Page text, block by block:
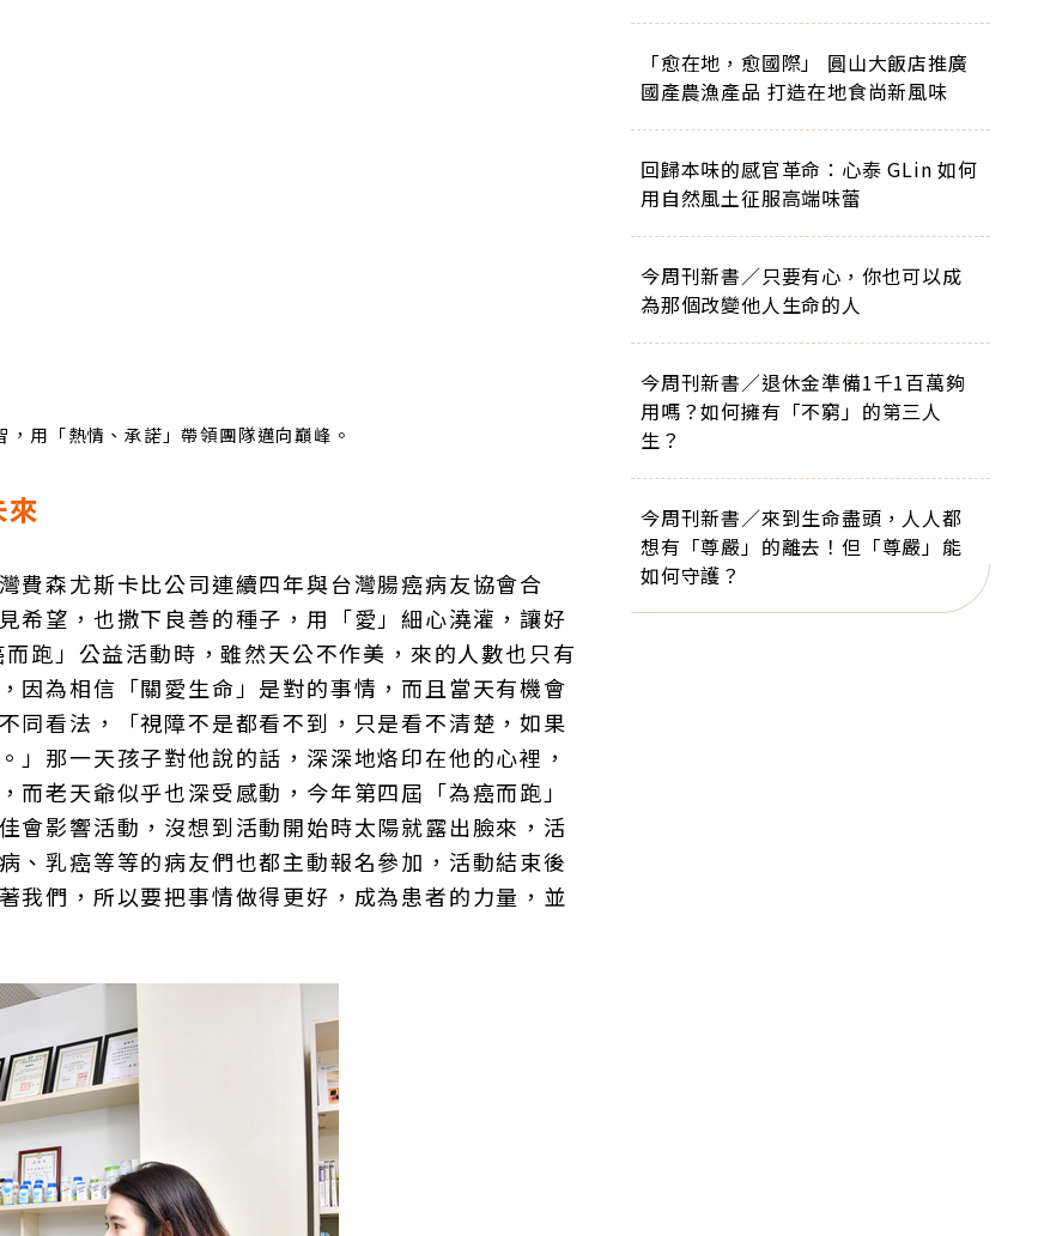
用「熱情、承諾」帶領團隊邁向巔峰。
費森尤斯卡比公司連續四年與台灣腸癌病友協會合
希望，也撒下良善的種子，用「愛」細心澆灌，讓好
跑」公益活動時，雖然天公不作美，來的人數也只有
因為相信「關愛生命」是對的事情，而且當天有機會
同看法，「視障不是都看不到，只是看不清楚，如果
那一天孩子對他說的話，深深地烙印在他的心裡，
老天爺似乎也深受感動，今年第四屆「為癌而跑」
會影響活動，沒想到活動開始時太陽就露出臉來，活
、乳癌等等的病友們也都主動報名參加，活動結束後
我們，所以要把事情做得更好，成為患者的力量，並
「愈在地，愈國際」 圓山大飯店推廣
國產農漁產品 打造在地食尚新風味
回歸本味的感官革命：心泰 GLin 如何
用自然風土征服高端味蕾
今周刊新書／只要有心，你也可以成
為那個改變他人生命的人
今周刊新書／退休金準備1千1百萬夠
用嗎？如何擁有「不窮」的第三人
生？
今周刊新書／來到生命盡頭，人人都
想有「尊嚴」的離去！但「尊嚴」能
如何守護？